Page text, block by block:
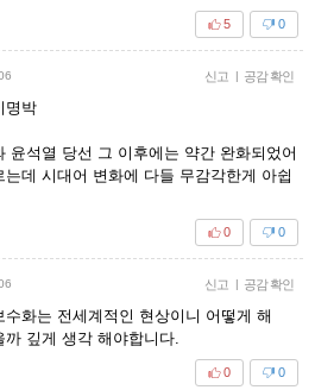
0
5
신고 | 공감 확인
명박
윤석열 당선 그 이후에는 약간 완화되었어
데 시대어 변화에 다들 무감각한게 아쉽
0
0
신고 | 공감 확인
수화는 전세계적인 현상이니 어떻게 해
깊게 생각 해야합니다.
0
0